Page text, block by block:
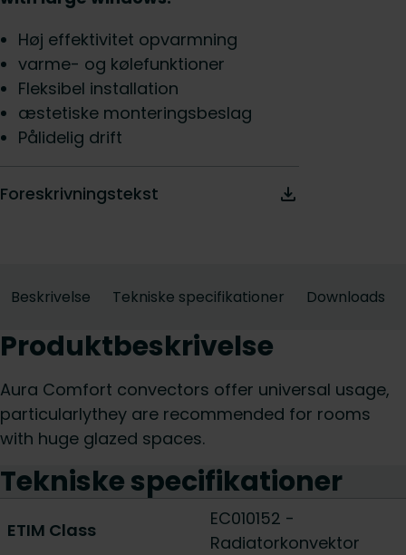
Høj effektivitet opvarmning
varme- og kølefunktioner
Fleksibel installation
æstetiske monteringsbeslag
Pålidelig drift
Foreskrivningstekst
Beskrivelse Tekniske specifikationer Downloads
Produktbeskrivelse
Aura Comfort convectors offer universal usage,
particularlythey are recommended for rooms
with huge glazed spaces.
Tekniske specifikationer
ETIM Class
EC010152 -
Radiatorkonvektor